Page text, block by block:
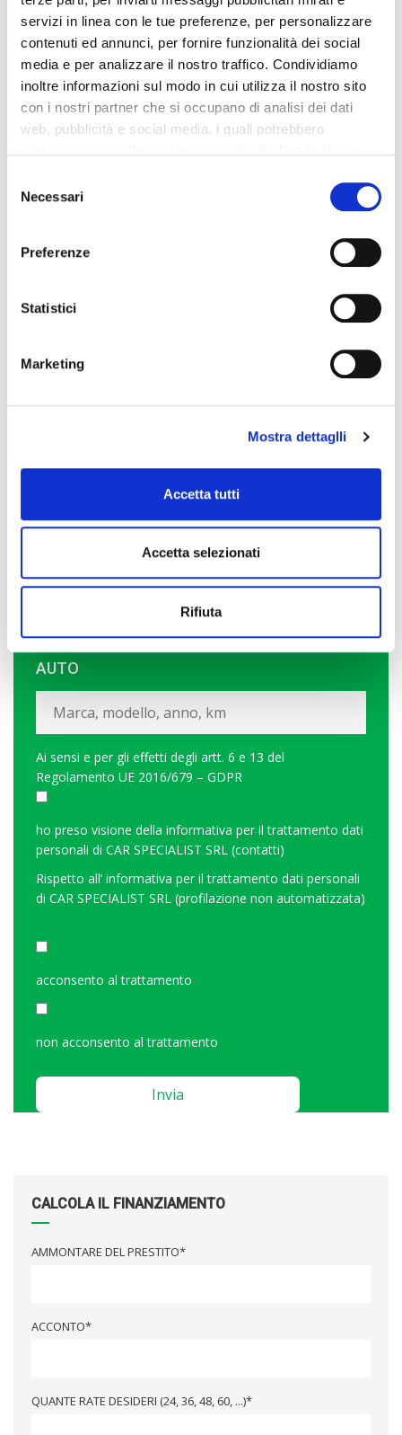
servizi in linea con le tue preferenze, per personalizzare
contenuti ed annunci, per fornire funzionalità dei social
media e per analizzare il nostro traffico. Condividiamo
inoltre informazioni sul modo in cui utilizza il nostro sito
con i nostri partner che si occupano di analisi dei dati
web, pubblicità e social media, i quali potrebbero
mera chiusura del banner non comporta l’accettazione
tutti” o selezionando le diverse categorie di cookies
Selection
Necessari
Preferenze
Statistici
Marketing
Mostra dettaglli
Accetta tutti
Accetta selezionati
Rifiuta
EQUIPAGGIAMENTO
Valutazione del risparmio di
Città Autostrada
PERMUTA? SCOPRI QUANTO VALE LA TUA
AUTO
Ai sensi e per gli effetti degli artt. 6 e 13 del
Regolamento UE 2016/679 – GDPR
ho preso visione della informativa per il trattamento dati
personali di CAR SPECIALIST SRL (contatti)
Rispetto all’ informativa per il trattamento dati personali
di CAR SPECIALIST SRL (profilazione non automatizzata)
acconsento al trattamento
non acconsento al trattamento
this
CALCOLA IL FINANZIAMENTO
AMMONTARE DEL PRESTITO*
ACCONTO*
QUANTE RATE DESIDERI (24, 36, 48, 60, ...)*